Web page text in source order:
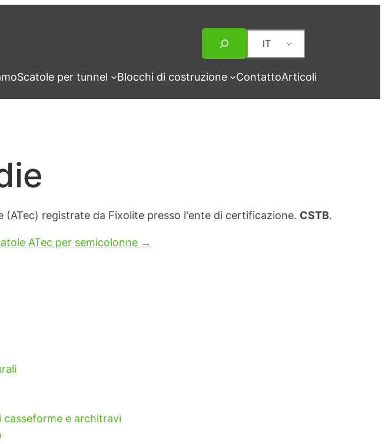
IT
Scatole per tunnel Blocchi di costruzione ContattoArticoli
registrate da Fixolite presso l'ente di certificazione. CSTB.
ATec per semicolonne →
e architravi